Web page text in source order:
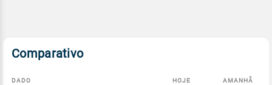
Comparativo
DADO HOJE AMANHÃ